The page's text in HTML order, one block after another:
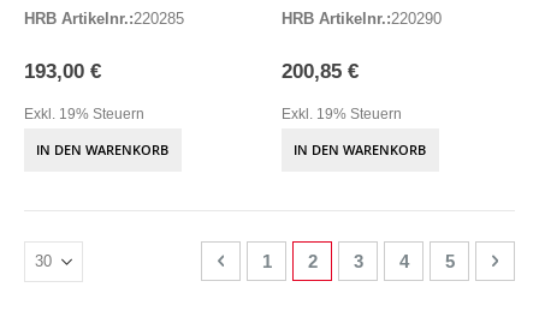
HRB Artikelnr.:220285
193,00 €
Exkl. 19% Steuern
IN DEN WARENKORB
HRB Artikelnr.:220290
200,85 €
Exkl. 19% Steuern
IN DEN WARENKORB
SeiteSeite
ZurückSeite
1 Sie lesen gerade Seite
2 Seite
3 Seite
4 Seite
5 Seite